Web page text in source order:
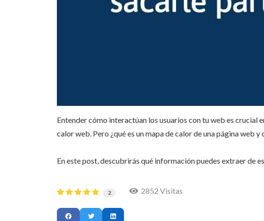
Entender cómo interactúan los usuarios con tu web es crucial
calor web. Pero ¿qué es un mapa de calor de una página web
En este post, descubrirás qué información puedes extraer de
2 2852 Visitas